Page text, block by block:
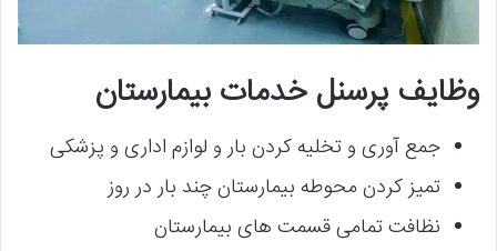
وظایف پرسنل خدمات بیمارستان
جمع آوری و تخلیه کردن بار و لوازم اداری و پزشکی
تمیز کردن محوطه بیمارستان چند بار در روز
نظافت تمامی قسمت های بیمارستان